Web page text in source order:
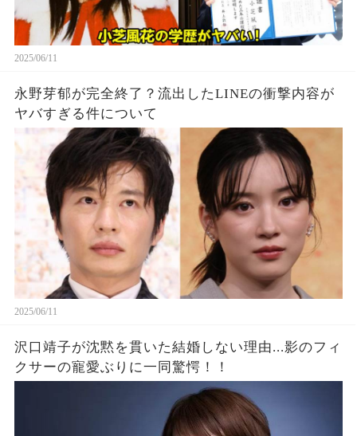
2025/06/11
永野芽郁が完全終了？流出したLINEの衝撃内容が
ヤバすぎる件について
2025/06/11
沢口靖子が沈黙を貫いた結婚しない理由...影のフィ
クサーの寵愛ぶりに一同驚愕！！